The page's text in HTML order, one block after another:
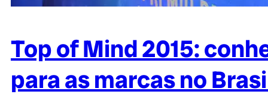
Top of Mind 2015:
para as marcas no